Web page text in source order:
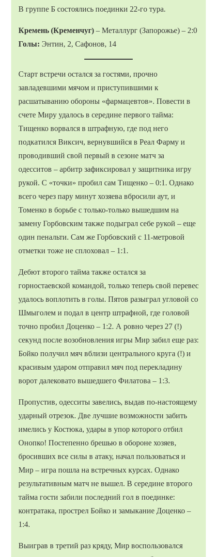
В группе Б состоялись поединки 22-го тура.
Кремень (Кременчуг) – Металлург (Запорожье) – 2:0
Голы: Энтин, 2, Сафонов, 14
Старт встречи остался за гостями, прочно
завладевшими мячом и приступившими к
расшатыванию обороны «фармацевтов». Повести в
счете Миру удалось в середине первого тайма:
Тищенко ворвался в штрафную, где под него
подкатился Виксич, вернувшийся в Реал Фарму и
проводивший свой первый в сезоне матч за
одесситов – арбитр зафиксировал у защитника игру
рукой. С «точки» пробил сам Тищенко – 0:1. Однако
всего через пару минут хозяева вбросили аут, и
Томенко в борьбе с только-только вышедшим на
замену Горбовским также подыграл себе рукой – еще
один пенальти. Сам же Горбовский с 11-метровой
отметки тоже не сплоховал – 1:1.
Дебют второго тайма также остался за
горностаевской командой, только теперь свой перевес
удалось воплотить в голы. Пятов разыграл угловой со
Шмыголем и подал в центр штрафной, где головой
точно пробил Доценко – 1:2. А ровно через 27 (!)
секунд после возобновления игры Мир забил еще раз:
Бойко получил мяч вблизи центрального круга (!) и
красивым ударом отправил мяч под перекладину
ворот далековато вышедшего Филатова – 1:3.
Пропустив, одесситы завелись, выдав по-настоящему
ударный отрезок. Две лучшие возможности забить
имелись у Костюка, удары в упор которого отбил
Онопко! Постепенно брешью в обороне хозяев,
бросивших все силы в атаку, начал пользоваться и
Мир – игра пошла на встречных курсах. Однако
результативным матч не вышел. В середине второго
тайма гости забили последний гол в поединке:
контратака, прострел Бойко и замыкание Доценко –
1:4.
Выиграв в третий раз кряду, Мир воспользовался